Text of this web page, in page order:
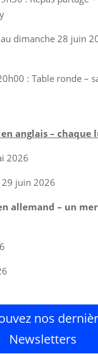
dimanche 28 juin
: Table ronde –
anglais – chaque
2026
juin 2026
allemand – un
nos
Newsletters